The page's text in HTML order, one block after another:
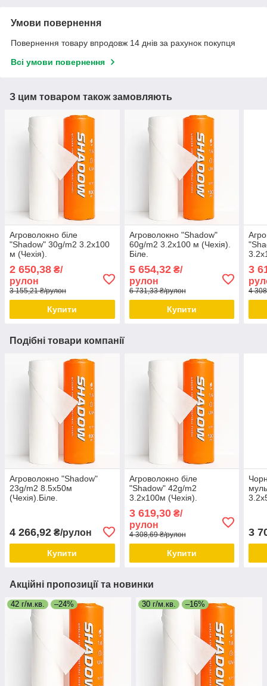
Умови повернення
Повернення товару впродовж 14 днів за рахунок покупця
Всі умови повернення
З цим товаром також замовляють
Агроволокно біле
"Shadow" 30g/m2 3.2х100
м (Чехія).
2 650,38 ₴/
рулон
3 155,21 ₴/рулон
Купити
Агроволокно "Shadow"
60g/m2 3.2х100 м (Чехія).
Біле.
5 654,32₴/
рулон
6 731,33 ₴/рулон
Купити
3
4
Подібні товари компанії
Агроволокно "Shadow"
23g/m2 8.5х50м
(Чехія).Біле.
4 266,92 ₴/рулон
Купити
Агроволокно біле
"Shadow" 42g/m2
3.2х100м (Чехія).
3 619,30₴/
рулон
4 308,69 ₴/рулон
Купити
3
Акційні пропозиції та новинки
42 г/м.кв. –24% 30 г/м.кв. –16%